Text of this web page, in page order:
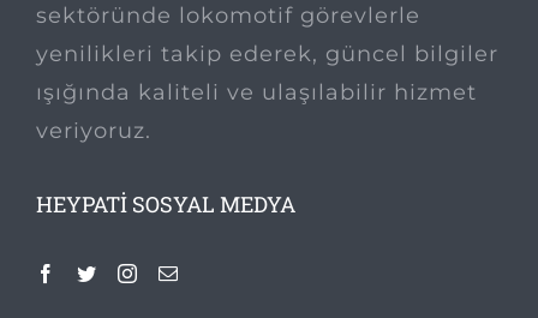
sektöründe lokomotif görevlerle
yenilikleri takip ederek, güncel bilgiler
ışığında kaliteli ve ulaşılabilir hizmet
veriyoruz.
HEYPATI SOSYAL MEDYA